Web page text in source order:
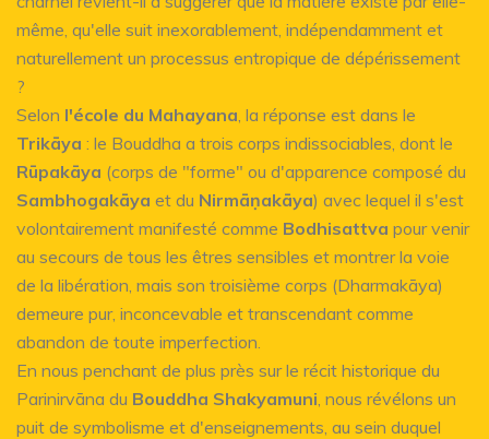
même, qu'elle suit inexorablement, indépendamment et
naturellement un processus entropique de dépérissement
?
Selon l'école du Mahayana , la réponse est dans le
Trikāya : le Bouddha a trois corps indissociables, dont le
Rūpakāya (corps de "forme" ou d'apparence composé du
Sambhogakāya et du Nirmāṇakāya) avec lequel il s'est
volontairement manifesté comme Bodhisattva pour venir
au secours de tous les êtres sensibles et montrer la voie
de la libération, mais son troisième corps (Dharmakāya)
demeure pur, inconcevable et transcendant comme
abandon de toute imperfection.
En nous penchant de plus près sur le récit historique du
Parinirvāna du Bouddha Shakyamuni , nous révélons un
puit de symbolisme et d'enseignements, au sein duquel